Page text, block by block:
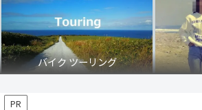
バイク ツーリング
PR